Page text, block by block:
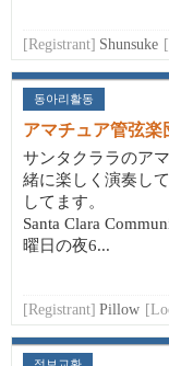
[Registrant] Shunsuke
동아리활동
アマチュア管弦楽
サンタクララのア
緒に楽しく演奏し
してます。
Santa Clara
曜日の夜6...
[Registrant] Pillow